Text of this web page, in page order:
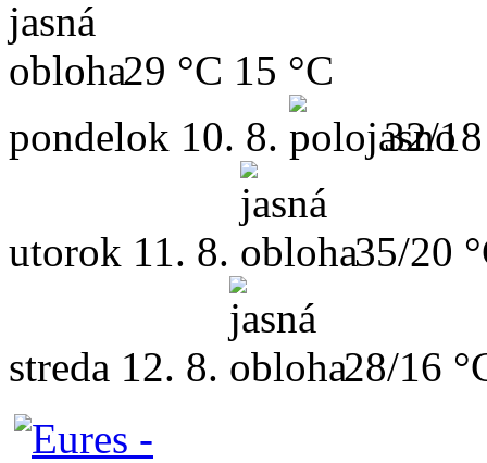
29 °C 15 °C
pondelok 10. 8. 32/
utorok 11. 8. 35/20
streda 12. 8. 28/16